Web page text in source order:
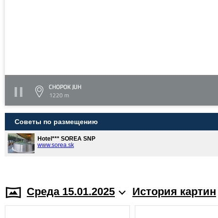
CHOPOK JUH
1220 m
Советы по размещению
Hotel*** SOREA SNP
www.sorea.sk
Среда 15.01.2025 История картин